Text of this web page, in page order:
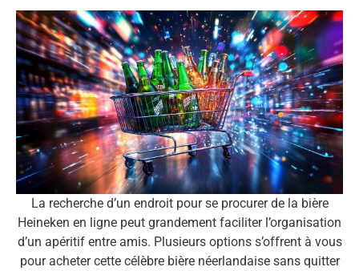
La recherche d’un endroit pour se procurer de la bière
Heineken en ligne peut grandement faciliter l’organisation
d’un apéritif entre amis. Plusieurs options s’offrent à vous
pour acheter cette célèbre bière néerlandaise sans quitter